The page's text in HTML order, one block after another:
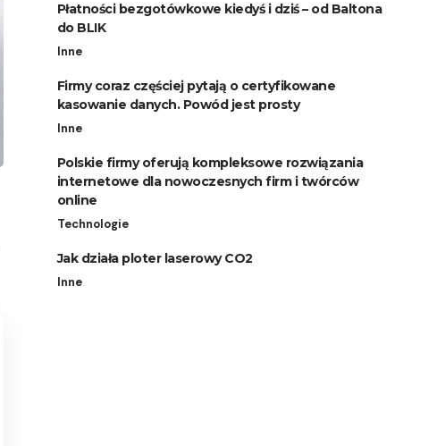
Płatności bezgotówkowe kiedyś i dziś – od Baltona
do BLIK
Inne
Firmy coraz częściej pytają o certyfikowane
kasowanie danych. Powód jest prosty
Inne
Polskie firmy oferują kompleksowe rozwiązania
internetowe dla nowoczesnych firm i twórców
online
Technologie
Jak działa ploter laserowy CO2
Inne